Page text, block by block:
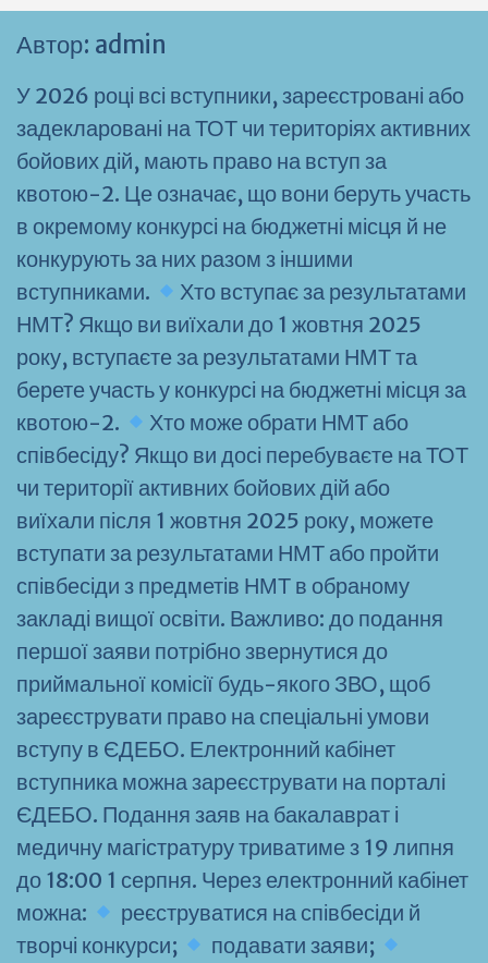
Автор: admin
У 2026 році всі вступники, зареєстровані або
задекларовані на ТОТ чи територіях активних
бойових дій, мають право на вступ за
квотою-2. Це означає, що вони беруть участь
в окремому конкурсі на бюджетні місця й не
конкурують за них разом з іншими
вступниками.
Хто вступає за результатами
НМТ? Якщо ви виїхали до 1 жовтня 2025
року, вступаєте за результатами НМТ та
берете участь у конкурсі на бюджетні місця за
квотою-2.
Хто може обрати НМТ або
співбесіду? Якщо ви досі перебуваєте на ТОТ
чи території активних бойових дій або
виїхали після 1 жовтня 2025 року, можете
вступати за результатами НМТ або пройти
співбесіди з предметів НМТ в обраному
закладі вищої освіти. Важливо: до подання
першої заяви потрібно звернутися до
приймальної комісії будь-якого ЗВО, щоб
зареєструвати право на спеціальні умови
вступу в ЄДЕБО. Електронний кабінет
вступника можна зареєструвати на порталі
ЄДЕБО. Подання заяв на бакалаврат і
медичну магістратуру триватиме з 19 липня
до 18:00 1 серпня. Через електронний кабінет
можна:
реєструватися на співбесіди й
творчі конкурси;
подавати заяви;